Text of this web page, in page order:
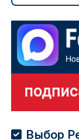
Выбор